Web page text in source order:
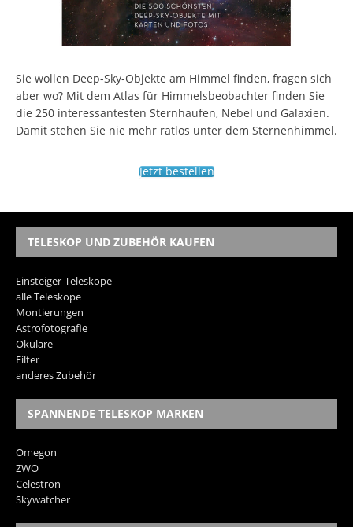
Sie wollen Deep-Sky-Objekte am Himmel finden, fragen sich
aber wo? Mit dem Atlas für Himmelsbeobachter finden Sie
die 250 interessantesten Sternhaufen, Nebel und Galaxien.
Damit stehen Sie nie mehr ratlos unter dem Sternenhimmel.
Jetzt bestellen
TELESKOP UND ZUBEHÖR KAUFEN
Einsteiger-Teleskope
alle Teleskope
Montierungen
Astrofotografie
Okulare
Filter
anderes Zubehör
SPANNENDE TELESKOP MARKEN
Omegon
ZWO
Celestron
Skywatcher